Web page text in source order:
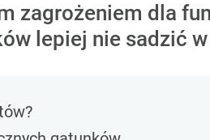
zagrożeniem dla
lepiej nie sadzić